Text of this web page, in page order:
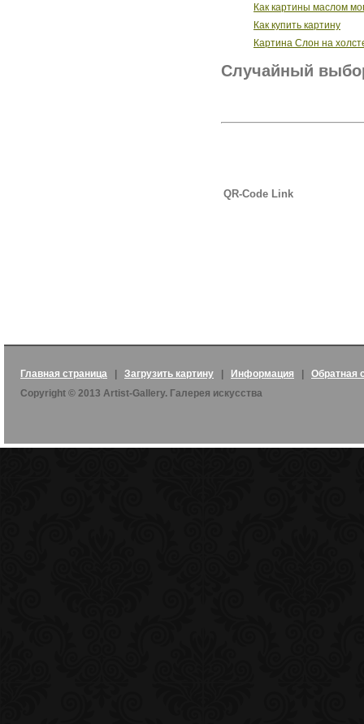
Как картины маслом
Как купить картину
Картина Слон на
Случайный
QR-Code Link
Главная страница | Загрузить картину | Информация | Обратная
Copyright © 2013 Artist-Gallery. Галерея искусства